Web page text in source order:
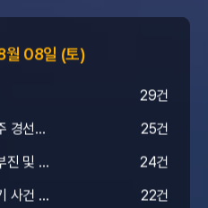
08일 (토)
29건
경선서
25건
진 및 비
24건
사건 6
22건